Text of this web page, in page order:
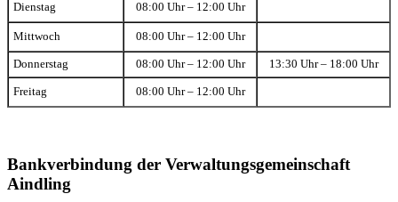
Dienstag 08:00 Uhr – 12:00 Uhr
Mittwoch 08:00 Uhr – 12:00 Uhr
Donnerstag 08:00 Uhr – 12:00 Uhr 13:30 Uhr – 18:00 Uhr
Freitag 08:00 Uhr – 12:00 Uhr
Bankverbindung der Verwaltungsgemeinschaft
Aindling